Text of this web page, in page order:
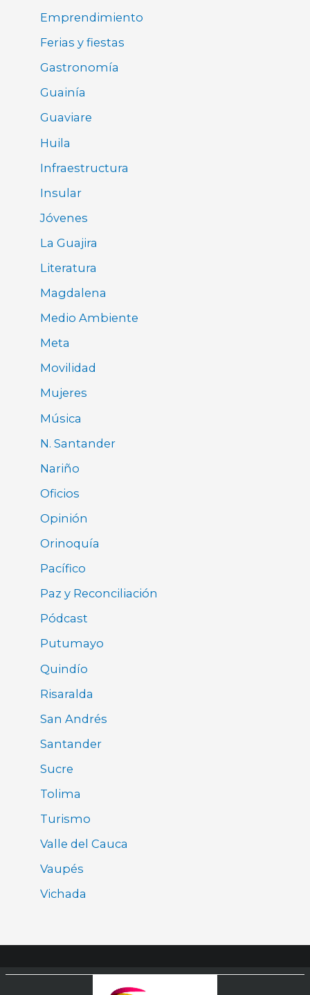
Emprendimiento
Ferias y fiestas
Gastronomía
Guainía
Guaviare
Huila
Infraestructura
Insular
Jóvenes
La Guajira
Literatura
Magdalena
Medio Ambiente
Meta
Movilidad
Mujeres
Música
N. Santander
Nariño
Oficios
Opinión
Orinoquía
Pacífico
Paz y Reconciliación
Pódcast
Putumayo
Quindío
Risaralda
San Andrés
Santander
Sucre
Tolima
Turismo
Valle del Cauca
Vaupés
Vichada